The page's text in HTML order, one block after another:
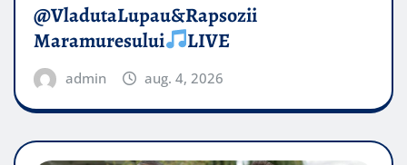
@VladutaLupau&Rapsozii
Maramuresului
LIVE
admin aug. 4, 2026